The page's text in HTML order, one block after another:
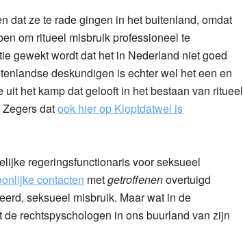
dat ze te rade gingen in het buitenland, omdat
om ritueel misbruik professioneel te
gewekt wordt dat het in Nederland niet goed
deskundigen is echter wel het een en
het kamp dat gelooft in het bestaan van ritueel
datook hier op Kloptdatwel is
regeringsfunctionaris voor seksueel
contacten metgetroffenenovertuigd
seksueel misbruik. Maar wat in de
rechtspyschologen in ons buurland van zijn